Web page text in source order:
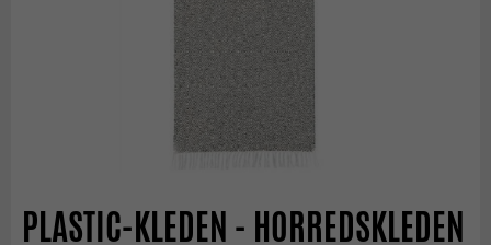
PLASTIC-KLEDEN - HORREDSKLEDEN